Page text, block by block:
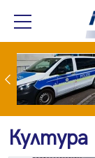
Нови пътни такси в Румъния от 31 август: Колко ще плащат камионите и колите
Култура